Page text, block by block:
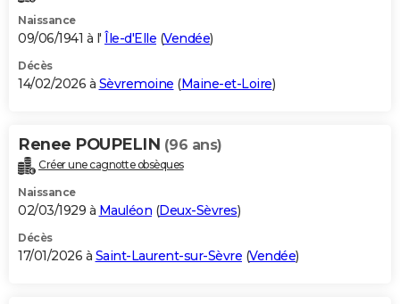
Dictionnaire
Biographies
Citations
Expressions
Proverbes
PROGRAMME TV
S'inscrire
Se connecter
Lycées
Collèges
Primaires
Universités
Entreprises
Service militaire
Avis de recherche
AVIS DE DÉCÈS
Bricolage
Lifestyle
Culture
Sport
Auto
Television
Voyage
Cinema
Naissance
09/06/1941 à l' Île-d'Elle (Vendée)
Décès
14/02/2026 à Sèvremoine (Maine-et-Loire)
Renee POUPELIN (96 ans)
Créer une cagnotte obsèques
Naissance
02/03/1929 à Mauléon (Deux-Sèvres)
Décès
17/01/2026 à Saint-Laurent-sur-Sèvre (Vendée)